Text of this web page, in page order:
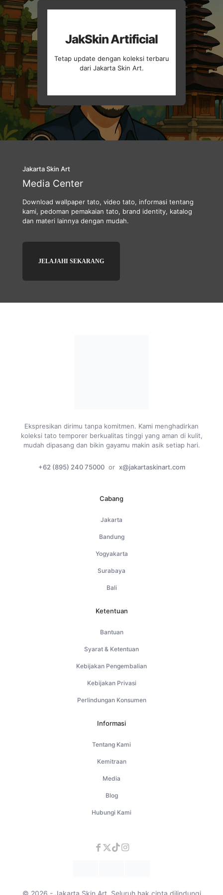
JakSkin Artificial
Tetap update dengan koleksi terbaru
dari Jakarta Skin Art.
Jakarta Skin Art
Media Center
Download wallpaper tato, video tato, informasi tentang
kami, pedoman pemakaian tato, brand identity, katalog
dan materi lainnya dengan mudah.
JELAJAHI SEKARANG
Ekspresikan dirimu tanpa komitmen. Kami menghadirkan
koleksi tato temporer berkualitas tinggi yang aman di kulit,
mudah dipasang dan bikin gayamu makin asik setiap hari.
+62 (895) 240 75000 or x@jakartaskinart.com
Cabang
Jakarta
Bandung
Yogyakarta
Surabaya
Bali
Ketentuan
Bantuan
Syarat & Ketentuan
Kebijakan Pengembalian
Kebijakan Privasi
Perlindungan Konsumen
Informasi
Tentang Kami
Kemitraan
Media
Blog
Hubungi Kami
© 2026 - Jakarta Skin Art. Seluruh hak cipta dilindungi